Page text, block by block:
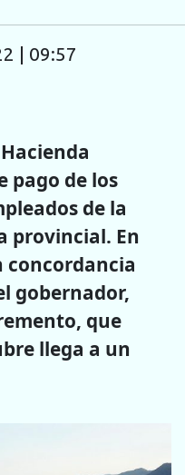
| 09:57
pago de los
de la
provincial. En
concordancia
gobernador,
que
llega a un